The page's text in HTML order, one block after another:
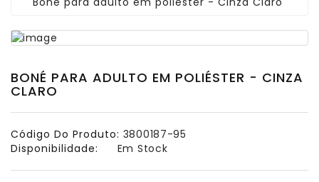
Educativo
Áreas
Movimento:
-
Exterior
BONÉ PARA ADULTO EM POLIÉSTER - CINZA
CLARO
Código Do Produto: 3800187-95
Disponibilidade:
Em Stock